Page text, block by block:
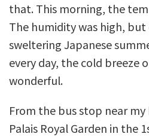
that. This morning, the
The humidity was high,
sweltering Japanese
every day, the cold breeze
wonderful.
From the bus stop near
Palais Royal Garden in the